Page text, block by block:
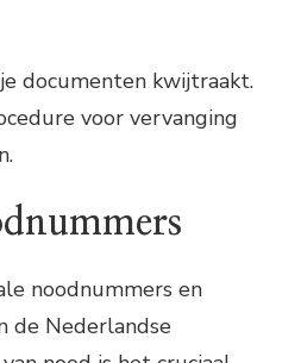
documenten kwijtraakt.
voor vervanging
noodnummers en
de Nederlandse